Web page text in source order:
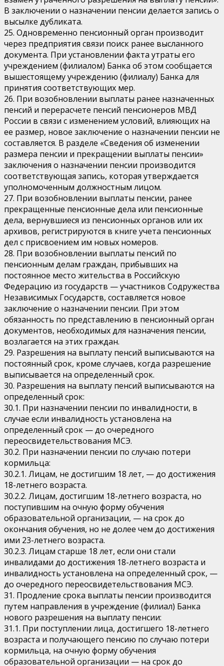
В заключении о назначении пенсии делается запись о
высылке дубликата.
25. Одновременно пенсионный орган производит
через предприятия связи поиск ранее высланного
документа. При установлении факта утраты его
учреждением (филиалом) Банка об этом сообщается
вышестоящему учреждению (филиалу) Банка для
принятия соответствующих мер.
26. При возобновлении выплаты ранее назначенных
пенсий и перерасчете пенсий пенсионеров МВД
России в связи с изменением условий, влияющих на
ее размер, новое заключение о назначении пенсии не
составляется. В разделе «Сведения об изменении
размера пенсии и прекращении выплаты пенсии»
заключения о назначении пенсии производится
соответствующая запись, которая утверждается
уполномоченным должностным лицом.
27. При возобновлении выплаты пенсии, ранее
прекращенные пенсионные дела или пенсионные
дела, вернувшиеся из пенсионных органов или их
архивов, регистрируются в книге учета пенсионных
дел с присвоением им новых номеров.
28. При возобновлении выплаты пенсий по
пенсионным делам граждан, прибывших на
постоянное место жительства в Российскую
Федерацию из государств — участников Содружества
Независимых Государств, составляется новое
заключение о назначении пенсии. При этом
обязанность по представлению в пенсионный орган
документов, необходимых для назначения пенсии,
возлагается на этих граждан.
29. Разрешения на выплату пенсий выписываются на
постоянный срок, кроме случаев, когда разрешение
выписывается на определенный срок.
30. Разрешения на выплату пенсий выписываются на
определенный срок:
30.1. При назначении пенсии по инвалидности, в
случае если инвалидность установлена на
определенный срок — до очередного
переосвидетельствования МСЭ.
30.2. При назначении пенсии по случаю потери
кормильца:
30.2.1. Лицам, не достигшим 18 лет, — до достижения
18-летнего возраста.
30.2.2. Лицам, достигшим 18-летнего возраста, но
поступившим на очную форму обучения
образовательной организации, — на срок до
окончания обучения, но не долее чем до достижения
ими 23-летнего возраста.
30.2.3. Лицам старше 18 лет, если они стали
инвалидами до достижения 18-летнего возраста и
инвалидность установлена на определенный срок, —
до очередного переосвидетельствования МСЭ.
31. Продление срока выплаты пенсии производится
путем направления в учреждение (филиал) Банка
нового разрешения на выплату пенсии:
31.1. При поступлении лица, достигшего 18-летнего
возраста и получающего пенсию по случаю потери
кормильца, на очную форму обучения
образовательной организации — на срок до